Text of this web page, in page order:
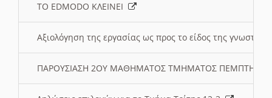
ΤΟ EDMODO ΚΛΕΙΝΕΙ
Αξιολόγηση της εργασίας ως προς το είδος της
ΠΑΡΟΥΣΙΑΣΗ 2ΟΥ ΜΑΘΗΜΑΤΟΣ ΤΜΗΜΑΤΟΣ